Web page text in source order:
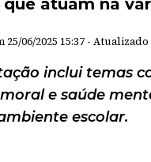
atuam na
25/06/2025 15:37- Atualizado
inclui temas
e saúde
escolar.